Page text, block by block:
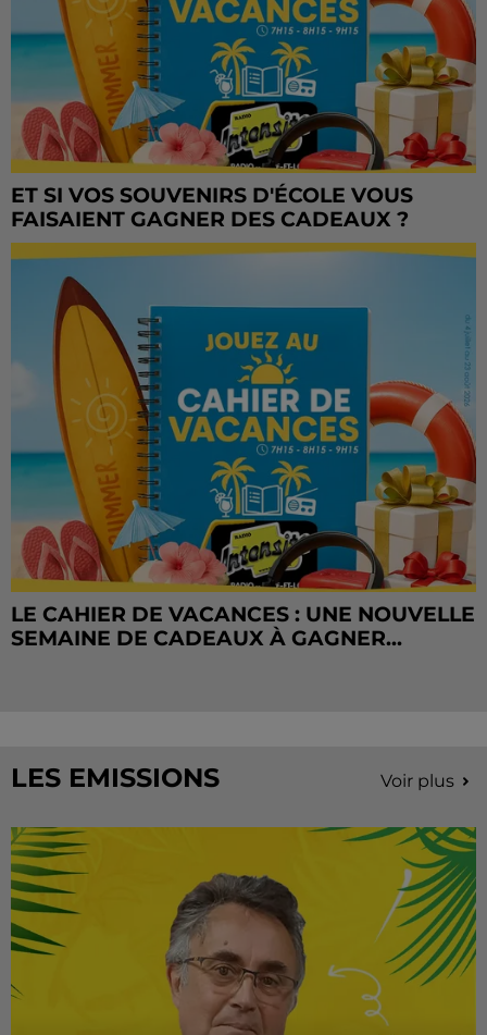
ET SI VOS SOUVENIRS D'ÉCOLE VOUS
FAISAIENT GAGNER DES CADEAUX ?
LE CAHIER DE VACANCES : UNE NOUVELLE
SEMAINE DE CADEAUX À GAGNER...
LES EMISSIONS Voir plus